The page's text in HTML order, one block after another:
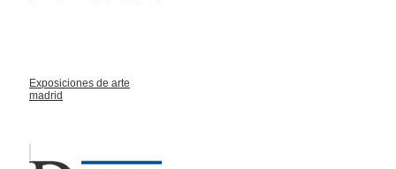
Exposiciones de arte
madrid